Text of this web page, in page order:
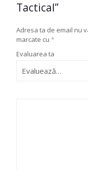
Tactical”
Adresa ta de email nu
marcate cu *
Evaluarea ta